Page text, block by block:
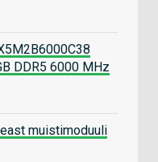
DDR5 6000 MHz
muistimoduuli